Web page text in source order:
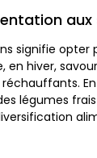
aux
signifie
en hiver,
légumes